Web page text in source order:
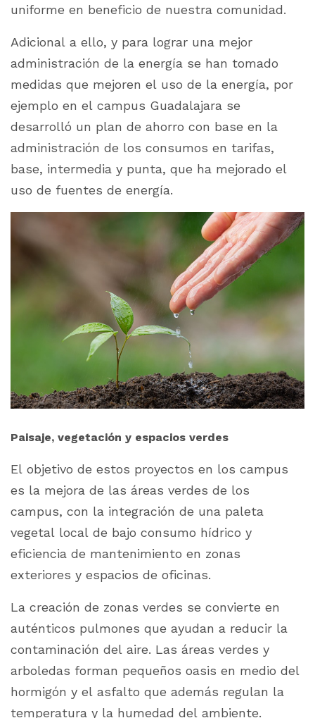
uniforme en beneficio de nuestra comunidad.
Adicional a ello, y para lograr una mejor
administración de la energía se han tomado
medidas que mejoren el uso de la energía, por
ejemplo en el campus Guadalajara se
desarrolló un plan de ahorro con base en la
administración de los consumos en tarifas,
base, intermedia y punta, que ha mejorado el
uso de fuentes de energía.
Paisaje, vegetación y espacios verdes
El objetivo de estos proyectos en los campus
es la mejora de las áreas verdes de los
campus, con la integración de una paleta
vegetal local de bajo consumo hídrico y
eficiencia de mantenimiento en zonas
exteriores y espacios de oficinas.
La creación de zonas verdes se convierte en
auténticos pulmones que ayudan a reducir la
contaminación del aire. Las áreas verdes y
arboledas forman pequeños oasis en medio del
hormigón y el asfalto que además regulan la
temperatura y la humedad del ambiente.